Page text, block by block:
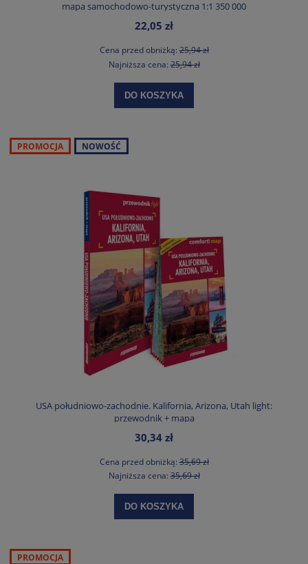
mapa samochodowo-turystyczna 1:1 350 000
22,05 zł
Cena przed obniżką:25,94 zł
Najniższa cena:25,94 zł
DO KOSZYKA
USA południowo-zachodnie. Kalifornia, Arizona, Utah light:
przewodnik + mapa
30,34 zł
Cena przed obniżką:35,69 zł
Najniższa cena:35,69 zł
DO KOSZYKA
PROMOCJA NOWOŚĆ
PROMOCJA